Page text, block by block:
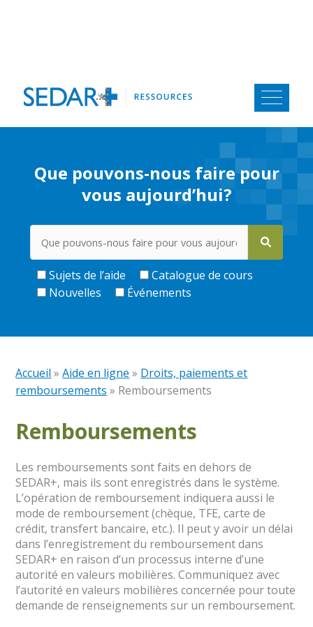
contenu
Que pouvons-nous faire pour
vous aujourd’hui?
Sujets de l’aide
Catalogue de cours
Nouvelles
Événements
Accueil »Aide en ligne » Droits, paiements et
remboursements » Remboursements
Remboursements
Les remboursements sont faits en dehors de
SEDAR+, mais ils sont enregistrés dans le système.
L’opération de remboursement indiquera aussi le
mode de remboursement (chèque, TFE, carte de
crédit, transfert bancaire, etc.). Il peut y avoir un délai
dans l’enregistrement du remboursement dans
SEDAR+ en raison d’un processus interne d’une
autorité en valeurs mobilières. Communiquez avec
l’autorité en valeurs mobilières concernée pour toute
demande de renseignements sur un remboursement.